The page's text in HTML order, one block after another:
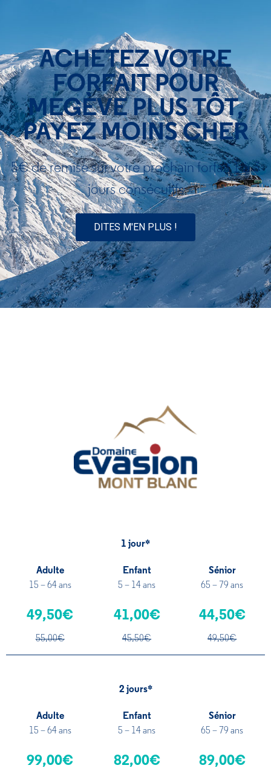
ACHETEZ VOTRE
FORFAIT POUR
MEGÈVE PLUS TÔT,
PAYEZ MOINS CHER
5€ de remise sur votre prochain forfait 1 à 3
jours consécutifs
DITES M'EN PLUS !
1 jour*
Adulte
15 – 64 ans
49,50€
55,00€
Enfant
5 – 14 ans
41,00€
45,50€
Sénior
65 – 79 ans
44,50€
49,50€
2 jours*
Adulte
15 – 64 ans
99,00€
Enfant
5 – 14 ans
82,00€
Sénior
65 – 79 ans
89,00€